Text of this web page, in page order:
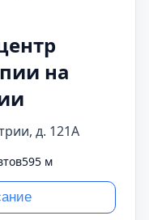
на
д. 121А
595 м